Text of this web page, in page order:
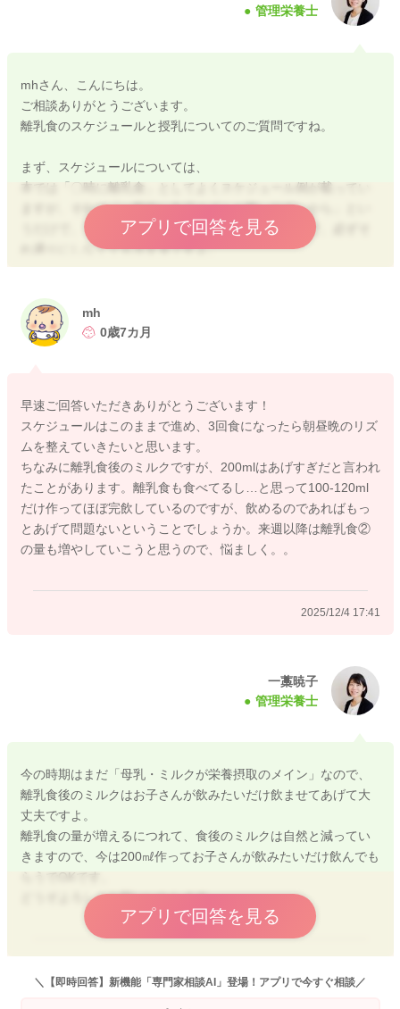
管理栄養士
mhさん、こんにちは。
ご相談ありがとうございます。
離乳食のスケジュールと授乳についてのご質問ですね。
まず、スケジュールについては、
本では「〇時に離乳食」としてよくスケジュール例が載ってい
ますが、それは「一般的に生活リズムが整いやすいから」とい
うだけで、リズムにはそれぞれ個人差がありますので、必ずそ
れ通りにしなくても大丈夫ですよ。
・授乳時間と連動して
・起きている時間帯に
むしろ、授乳と離乳食の間隔が3～4時間ほど空いているのは、
とても理想的なスケジュールです◎
ミルクの量については、離乳食②の時に80mlしか飲まない日が
あったとのことですが、これは自然な減少の範囲内なので大丈
夫ですよ。
・ 離乳食の量が増える
などの理由で飲む量が少なくなることはよくあります。
100〜200mlの中で日によって変動してOKです。
飲める量＝必要量と思って大丈夫ですよ。
すこしでもご参考になりましたら幸いです。
どうぞよろしくお願いいたします。
アプリで回答を見る
2025/12/4 17:06
mh
0歳7カ月
早速ご回答いただきありがとうございます！
スケジュールはこのままで進め、3回食になったら朝昼晩のリズ
ムを整えていきたいと思います。
ちなみに離乳食後のミルクですが、200mlはあげすぎだと言われ
たことがあります。離乳食も食べてるし…と思って100-120ml
だけ作ってほぼ完飲しているのですが、飲めるのであればもっ
とあげて問題ないということでしょうか。来週以降は離乳食②
の量も増やしていこうと思うので、悩ましく。。
2025/12/4 17:41
一藁暁子
管理栄養士
今の時期はまだ「母乳・ミルクが栄養摂取のメイン」なので、
離乳食後のミルクはお子さんが飲みたいだけ飲ませてあげて大
丈夫ですよ。
離乳食の量が増えるにつれて、食後のミルクは自然と減ってい
きますので、今は200㎖作ってお子さんが飲みたいだけ飲んでも
らうでOKです。
どうぞよろしくお願いいたします。
アプリで回答を見る
2025/12/5 9:33
＼【即時回答】新機能「専門家相談AI」登場！アプリで今すぐ相談／